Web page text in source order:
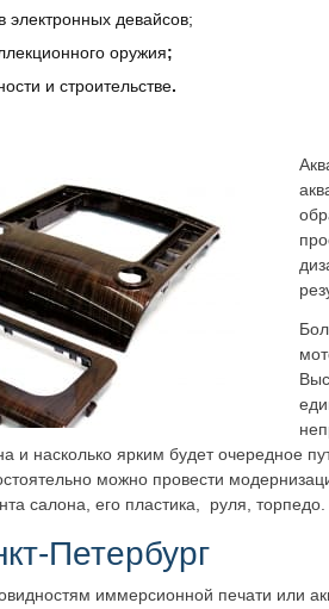
электронных девайсов;
оружия;
и строительстве.
и насколько ярким будет очередное
можно провести
салона, его пластика, руля, торпедо.
Петербург
иммерсионной печати или